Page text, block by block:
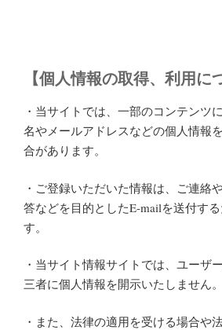
【個人情報の取得、利用に
・当サイトでは、一部のコンテンツ
名やメールアドレスなどの個人情報
合があります。
・ ご登録いただいた情報は、ご連絡
答などを目的としたE-mailを送付す
す。
・当サイト情報サイトでは、ユーザ
三者に個人情報を開示いたしません。
・また、法律の適用を受ける場合や